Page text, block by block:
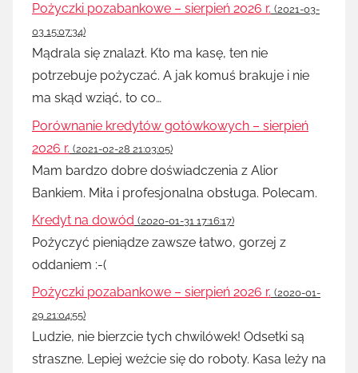
Pożyczki pozabankowe – sierpień 2026 r. (2021-03-
03 15:07:34)
Mądrala się znalazł. Kto ma kasę, ten nie
potrzebuje pożyczać. A jak komuś brakuje i nie
ma skąd wziąć, to co…
Porównanie kredytów gotówkowych – sierpień
2026 r. (2021-02-28 21:03:05)
Mam bardzo dobre doświadczenia z Alior
Bankiem. Miła i profesjonalna obsługa. Polecam.
Kredyt na dowód (2020-01-31 17:16:17)
Pożyczyć pieniądze zawsze łatwo, gorzej z
oddaniem :-(
Pożyczki pozabankowe – sierpień 2026 r. (2020-01-
29 21:04:55)
Ludzie, nie bierzcie tych chwilówek! Odsetki są
straszne. Lepiej weźcie się do roboty. Kasa leży na